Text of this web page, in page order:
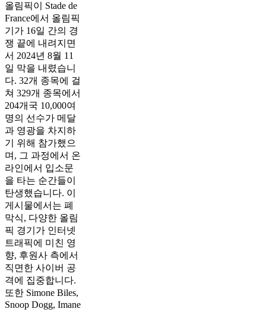
올림픽이 Stade de
France에서 올림픽
기가 16일 간의 경
쟁 끝에 내려지면
서 2024년 8월 11
일 막을 내렸습니
다. 32개 종목에 걸
쳐 329개 종목에서
204개국 10,000여
명의 선수가 메달
과 영광을 차지하
기 위해 참가했으
며, 그 과정에서 온
라인에서 입소문
을 타는 순간들이
탄생했습니다. 이
게시물에서는 폐
막식, 다양한 올림
픽 경기가 인터넷
트래픽에 미친 영
향, 후원사 측에서
직면한 사이버 공
격에 집중합니다.
또한 Simone Biles,
Snoop Dogg, Imane